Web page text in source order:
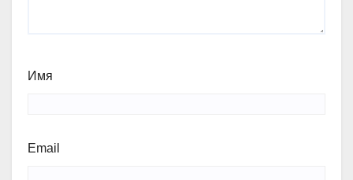
Имя
Email